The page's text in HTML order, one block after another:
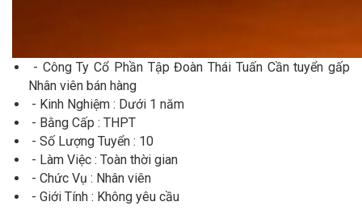
- Công Ty Cổ Phần Tập Đoàn Thái Tuấn Cần tuyển gấp
Nhân viên bán hàng
- Kinh Nghiệm : Dưới 1 năm
- Bằng Cấp : THPT
- Số Lượng Tuyển : 10
- Làm Việc : Toàn thời gian
- Chức Vụ : Nhân viên
- Giới Tính : Không yêu cầu